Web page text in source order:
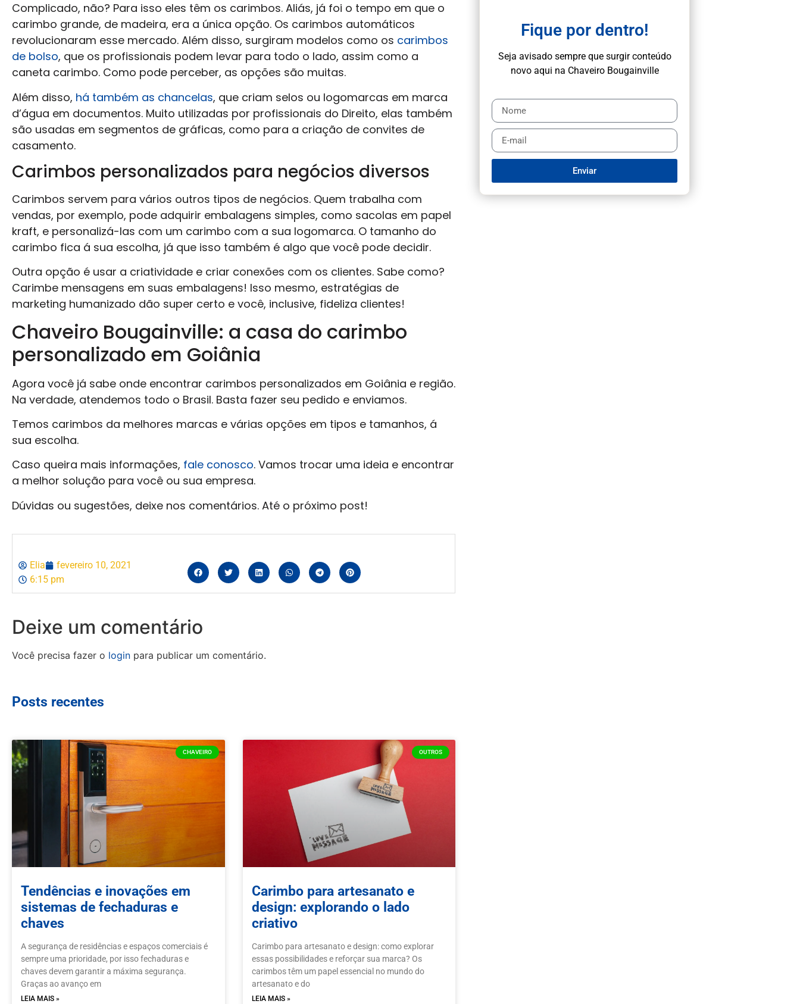
Complicado, não? Para isso eles têm os carimbos. Aliás, já foi o tempo em que o
carimbo grande, de madeira, era a única opção. Os carimbos automáticos
revolucionaram esse mercado. Além disso, surgiram modelos como os carimbos
de bolso, que os profissionais podem levar para todo o lado, assim como a
caneta carimbo. Como pode perceber, as opções são muitas.
Além disso, há também as chancelas, que criam selos ou logomarcas em marca
d’água em documentos. Muito utilizadas por profissionais do Direito, elas também
são usadas em segmentos de gráficas, como para a criação de convites de
casamento.
Carimbos personalizados para negócios diversos
Carimbos servem para vários outros tipos de negócios. Quem trabalha com
vendas, por exemplo, pode adquirir embalagens simples, como sacolas em papel
kraft, e personalizá-las com um carimbo com a sua logomarca. O tamanho do
carimbo fica á sua escolha, já que isso também é algo que você pode decidir.
Outra opção é usar a criatividade e criar conexões com os clientes. Sabe como?
Carimbe mensagens em suas embalagens! Isso mesmo, estratégias de
marketing humanizado dão super certo e você, inclusive, fideliza clientes!
Chaveiro Bougainville: a casa do carimbo
personalizado em Goiânia
Agora você já sabe onde encontrar carimbos personalizados em Goiânia e região.
Na verdade, atendemos todo o Brasil. Basta fazer seu pedido e enviamos.
Temos carimbos da melhores marcas e várias opções em tipos e tamanhos, á
sua escolha.
Caso queira mais informações, fale conosco. Vamos trocar uma ideia e encontrar
a melhor solução para você ou sua empresa.
Dúvidas ou sugestões, deixe nos comentários. Até o próximo post!
Elia
fevereiro 10, 2021
6:15 pm
Deixe um comentário
Você precisa fazer o login para publicar um comentário.
Posts recentes
CHAVEIRO
Tendências e inovações em
sistemas de fechaduras e
chaves
A segurança de residências e espaços comerciais é
sempre uma prioridade, por isso fechaduras e
chaves devem garantir a máxima segurança.
Graças ao avanço em
LEIA MAIS »
OUTROS
Carimbo para artesanato e
design: explorando o lado
criativo
Carimbo para artesanato e design: como explorar
essas possibilidades e reforçar sua marca? Os
carimbos têm um papel essencial no mundo do
artesanato e do
LEIA MAIS »
Fique por dentro!
Seja avisado sempre que surgir conteúdo
novo aqui na Chaveiro Bougainville
Enviar